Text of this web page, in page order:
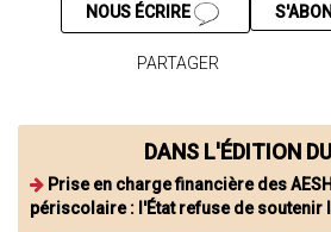
NOUS ÉCRIRE
PARTAGER
DANS L'ÉDITION
Prise en charge financière des
périscolaire : l'État refuse de soutenir